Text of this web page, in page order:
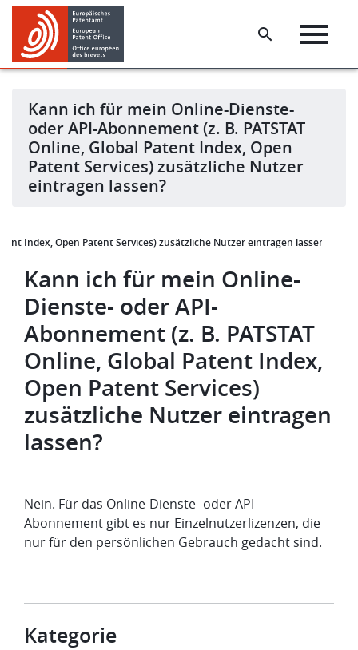
Skip
main
content
Skip
footer
Kann ich für mein Online-Dienste-
oder API-Abonnement (z. B. PATSTAT
Online, Global Patent Index, Open
Patent Services) zusätzliche Nutzer
eintragen lassen?
Index, Open Patent Services) zusätzliche Nutzer eintragen lassen?
Kann ich für mein Online-
Dienste- oder API-
Abonnement (z. B. PATSTAT
Online, Global Patent Index,
Open Patent Services)
zusätzliche Nutzer eintragen
lassen?
Nein. Für das Online-Dienste- oder API-
Abonnement gibt es nur Einzelnutzerlizenzen, die
nur für den persönlichen Gebrauch gedacht sind.
Kategorie